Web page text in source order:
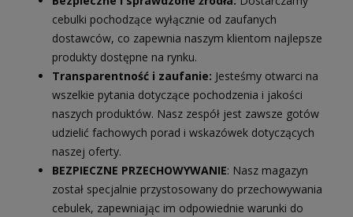
cebulki pochodzące wyłącznie od zaufanych
dostawców, co zapewnia naszym klientom najlepsze
produkty dostępne na rynku.
Transparentność i zaufanie: Jesteśmy otwarci na
wszelkie pytania dotyczące pochodzenia i jakości
naszych produktów. Nasz zespół jest zawsze gotów
udzielić fachowych porad i wskazówek dotyczących
naszej oferty.
BEZPIECZNE PRZECHOWYWANIE: Nasz magazyn
został specjalnie przystosowany do przechowywania
cebulek, zapewniając im odpowiednie warunki do